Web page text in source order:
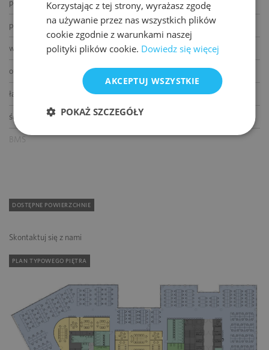
podnoszone podłogi
podwieszane sufity
wykładziny
otwierane okna
łącze światłowodowe
ścianki działowe
BMS
DOSTĘPNE POWIERZCHNIE
Skontaktuj się z nami
PLAN TYPOWEGO PIĘTRA
Korzystając z tej strony, wyrażasz zgodę
na używanie przez nas wszystkich plików
cookie zgodnie z warunkami naszej
polityki plików cookie. Dowiedz się więcej
AKCEPTUJ WSZYSTKIE
POKAŻ SZCZEGÓŁY